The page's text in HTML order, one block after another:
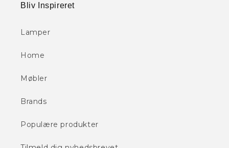
Bliv Inspireret
Lamper
Home
Møbler
Brands
Populære produkter